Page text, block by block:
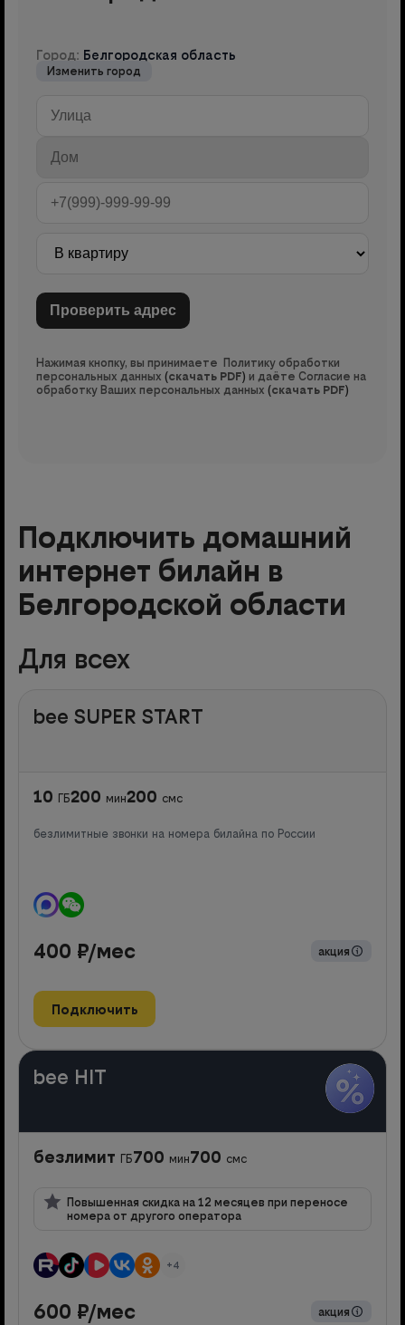
Город: Белгородская область
Изменить город
Нажимая кнопку, вы принимаете Политику обработки
персональных данных (скачать PDF) и даёте Согласие на
обработку Ваших персональных данных (скачать PDF)
Подключить домашний
интернет билайн в
Белгородской области
Для всех
bee SUPER START
10 ГБ200 мин200 смс
безлимитные звонки на номера билайна по России
400 ₽/мес акция
Подключить
bee HIT
безлимит ГБ700 мин700 смс
Повышенная скидка на 12 месяцев при переносе
номера от другого оператора
+4
600 ₽/мес
акция